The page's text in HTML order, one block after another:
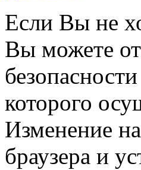
Если Вы не
Вы можете
которого
Изменение
браузера и